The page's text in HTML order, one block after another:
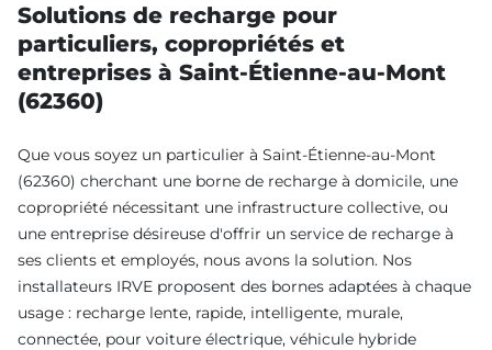
Solutions de recharge pour
particuliers, copropriétés et
entreprises à Saint-Étienne-au-Mont
(62360)
Que vous soyez un particulier à Saint-Étienne-au-Mont
(62360) cherchant une borne de recharge à domicile, une
copropriété nécessitant une infrastructure collective, ou
une entreprise désireuse d'offrir un service de recharge à
ses clients et employés, nous avons la solution. Nos
installateurs IRVE proposent des bornes adaptées à chaque
usage : recharge lente, rapide, intelligente, murale,
connectée, pour voiture électrique, véhicule hybride